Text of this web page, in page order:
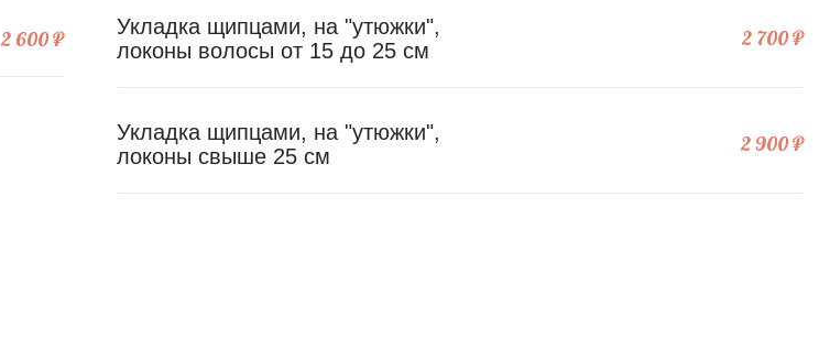
2 600 ₽
Укладка щипцами, на "утюжки",
локоны волосы от 15 до 25 см
2 700 ₽
Укладка щипцами, на "утюжки",
локоны свыше 25 см
2 900 ₽